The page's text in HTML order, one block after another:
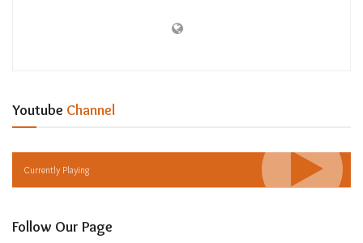
Youtube Channel
Currently Playing
Follow Our Page